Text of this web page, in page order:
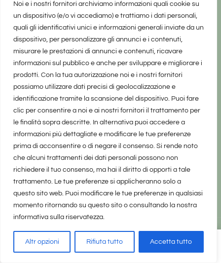
Noi e i nostri fornitori archiviamo informazioni quali cookie su
un dispositivo (e/o vi accediamo) e trattiamo i dati personali,
quali gli identificativi unici e informazioni generali inviate da un
dispositivo, per personalizzare gli annunci e i contenuti,
misurare le prestazioni di annunci e contenuti, ricavare
informazioni sul pubblico e anche per sviluppare e migliorare i
prodotti. Con la tua autorizzazione noi e i nostri fornitori
possiamo utilizzare dati precisi di geolocalizzazione e
identificazione tramite la scansione del dispositivo. Puoi fare
clic per consentire a noi e ai nostri fornitori il trattamento per
le finalità sopra descritte. In alternativa puoi accedere a
informazioni più dettagliate e modificare le tue preferenze
prima di acconsentire o di negare il consenso. Si rende noto
che alcuni trattamenti dei dati personali possono non
richiedere il tuo consenso, ma hai il diritto di opporti a tale
trattamento. Le tue preferenze si applicheranno solo a
questo sito web. Puoi modificare le tue preferenze in qualsiasi
momento ritornando su questo sito o consultando la nostra
informativa sulla riservatezza.
Altr opzioni Rifiuta tutto Accetta tutto
Share Leave a Commenton
130
realizzato da Marina Galatioto©2025 tutti i diritti riservati -
Privacy Policy